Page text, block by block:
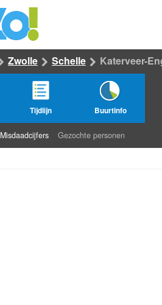
Zwolle Schelle Katerveer-
Tijdlijn Buurtinfo
Misdaadcijfers Gezochte personen